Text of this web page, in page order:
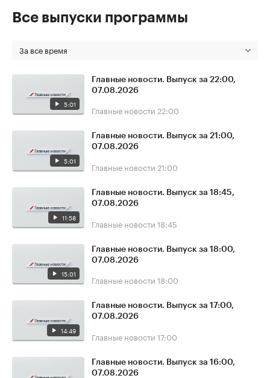
Все выпуски программы
За все время
5:01
Главные новости. Выпуск за 22:00,
07.08.2026
Главные новости 22:00
5:01
Главные новости. Выпуск за 21:00,
07.08.2026
Главные новости 21:00
11:58
Главные новости. Выпуск за 18:45,
07.08.2026
Главные новости 18:45
15:01
Главные новости. Выпуск за 18:00,
07.08.2026
Главные новости 18:00
14:49
Главные новости. Выпуск за 17:00,
07.08.2026
Главные новости 17:00
Главные новости. Выпуск за 16:00,
07.08.2026